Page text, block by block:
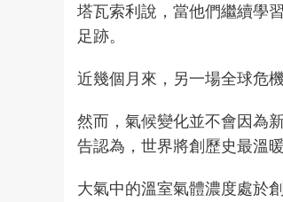
塔瓦索利說，當他們繼續學
足跡。
近幾個月來，另一場全球危
然而，氣候變化並不會因為
告認為，世界將創歷史最溫
大氣中的溫室氣體濃度處於